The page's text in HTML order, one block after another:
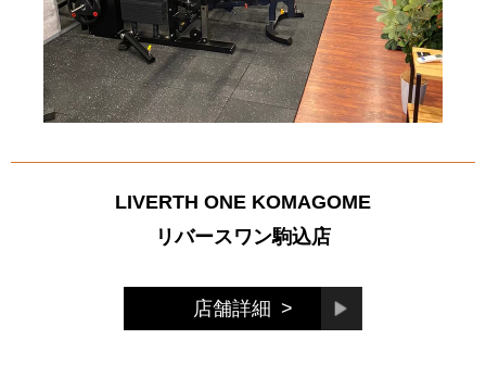
LIVERTH ONE KOMAGOME
リバースワン駒込店
店舗詳細 >